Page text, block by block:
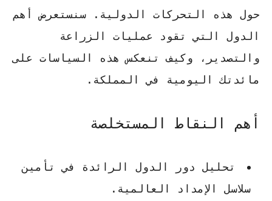
حول هذه التحركات الدولية. سنستعرض أهم
الدول التي تقود عمليات الزراعة
والتصدير، وكيف تنعكس هذه السياسات على
مائدتك اليومية في المملكة.
أهم النقاط المستخلصة
تحليل دور الدول الرائدة في تأمين
سلاسل الإمداد العالمية.